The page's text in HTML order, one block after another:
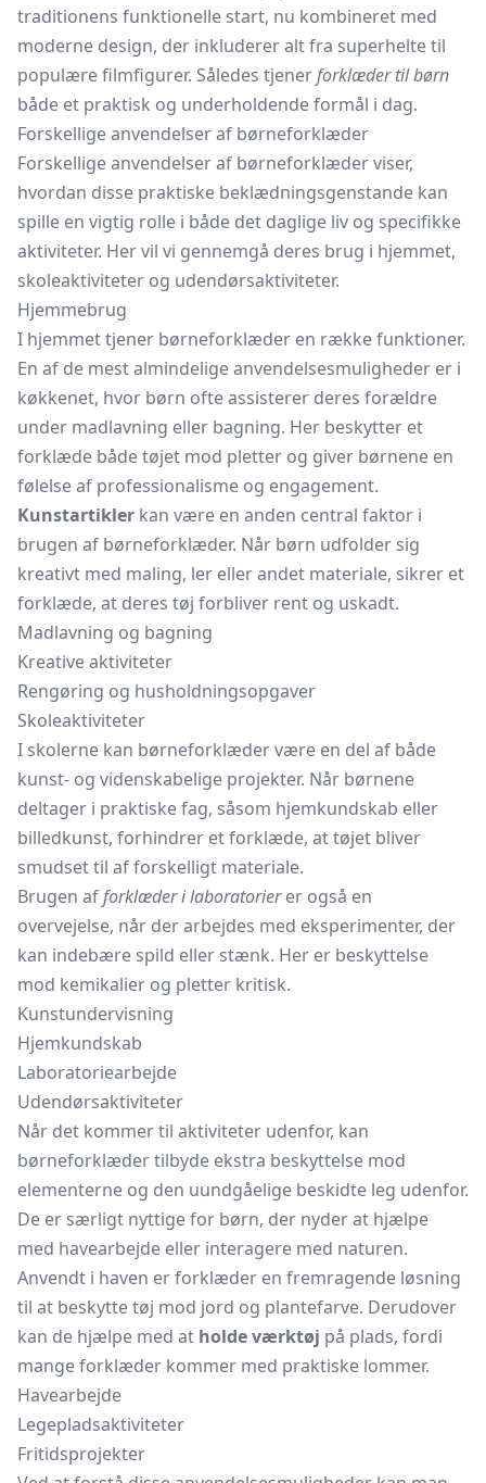
traditionens funktionelle start, nu kombineret med
moderne design, der inkluderer alt fra superhelte til
populære filmfigurer. Således tjenerforklæder til børn
både et praktisk og underholdende formål i dag.
Forskellige anvendelser af børneforklæder
Forskellige anvendelser af børneforklæder viser,
hvordan disse praktiske beklædningsgenstande kan
spille en vigtig rolle i både det daglige liv og specifikke
aktiviteter. Her vil vi gennemgå deres brug i hjemmet,
skoleaktiviteter og udendørsaktiviteter.
Hjemmebrug
I hjemmet tjener børneforklæder en række funktioner.
En af de mest almindelige anvendelsesmuligheder er i
køkkenet, hvor børn ofte assisterer deres forældre
under madlavning eller bagning. Her beskytter et
forklæde både tøjet mod pletter og giver børnene en
følelse af professionalisme og engagement.
Kunstartikler kan være en anden central faktor i
brugen af børneforklæder. Når børn udfolder sig
kreativt med maling, ler eller andet materiale, sikrer et
forklæde, at deres tøj forbliver rent og uskadt.
Madlavning og bagning
Kreative aktiviteter
Rengøring og husholdningsopgaver
Skoleaktiviteter
I skolerne kan børneforklæder være en del af både
kunst- og videnskabelige projekter. Når børnene
deltager i praktiske fag, såsom hjemkundskab eller
billedkunst, forhindrer et forklæde, at tøjet bliver
smudset til af forskelligt materiale.
Brugen afforklæder i laboratorierer også en
overvejelse, når der arbejdes med eksperimenter, der
kan indebære spild eller stænk. Her er beskyttelse
mod kemikalier og pletter kritisk.
Kunstundervisning
Hjemkundskab
Laboratoriearbejde
Udendørsaktiviteter
Når det kommer til aktiviteter udenfor, kan
børneforklæder tilbyde ekstra beskyttelse mod
elementerne og den uundgåelige beskidte leg udenfor.
De er særligt nyttige for børn, der nyder at hjælpe
med havearbejde eller interagere med naturen.
Anvendt i haven er forklæder en fremragende løsning
til at beskytte tøj mod jord og plantefarve. Derudover
kan de hjælpe med at holde værktøj på plads, fordi
mange forklæder kommer med praktiske lommer.
Havearbejde
Legepladsaktiviteter
Fritidsprojekter